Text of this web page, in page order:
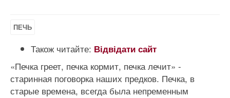
ПЕЧЬ
Також читайте: Відвідати сайт
«Печка греет, печка кормит, печка лечит» -
старинная поговорка наших предков. Печка, в
старые времена, всегда была непременным